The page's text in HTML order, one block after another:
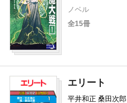
ノベル
全15冊
エリート
平井和正 桑田次郎